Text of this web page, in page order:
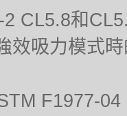
CL5.8和
效吸力模式
F1977-